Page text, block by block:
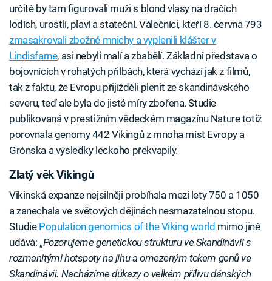
určitě by tam figurovali muži s blond vlasy na dračích
lodích, urostlí, plaví a stateční. Válečníci, kteří 8. června 793
zmasakrovali zbožné mnichy a vyplenili klášter v
Lindisfarne, asi nebyli malí a zbabělí. Základní představa o
bojovnících v rohatých přilbách, která vychází jak z filmů,
tak z faktu, že Evropu přijížděli plenit ze skandinávského
severu, teď ale byla do jisté míry zbořena. Studie
publikovaná v prestižním vědeckém magazínu Nature totiž
porovnala genomy 442 Vikingů z mnoha míst Evropy a
Grónska a výsledky leckoho překvapily.
Zlatý věk Vikingů
Vikinská expanze nejsilněji probíhala mezi lety 750 a 1050
a zanechala ve světových dějinách nesmazatelnou stopu.
Studie Population genomics of the Viking world mimo jiné
udává: „Pozorujeme genetickou strukturu ve Skandinávii s
rozmanitými hotspoty na jihu a omezeným tokem genů ve
Skandinávii. Nacházíme důkazy o velkém přílivu dánských